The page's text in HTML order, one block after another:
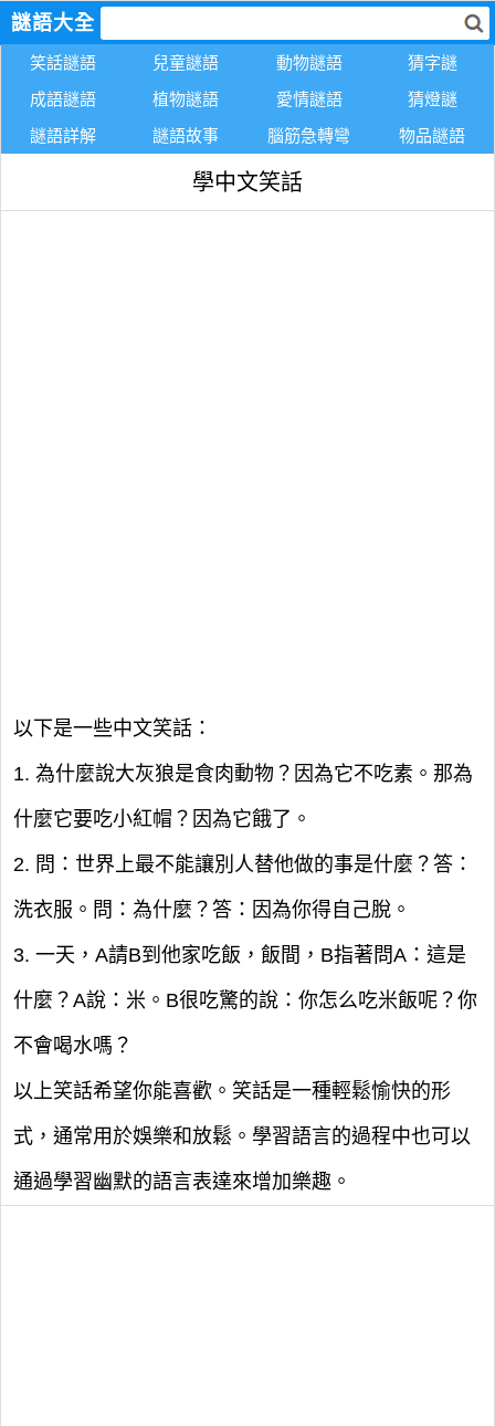
謎語大全
笑話謎語 兒童謎語 動物謎語
猜字謎
成語謎語
植物謎語 愛情謎語
猜燈謎
謎語詳解
謎語故事 腦筋急轉彎 物品謎語
學中文笑話
以下是一些中文笑話：
1. 為什麼說大灰狼是食肉動物？因為它不吃素。那為
什麼它要吃小紅帽？因為它餓了。
2. 問：世界上最不能讓別人替他做的事是什麼？答：
洗衣服。問：為什麼？答：因為你得自己脫。
3. 一天，A請B到他家吃飯，飯間，B指著問A：這是
什麼？A說：米。B很吃驚的說：你怎么吃米飯呢？你
不會喝水嗎？
以上笑話希望你能喜歡。笑話是一種輕鬆愉快的形
式，通常用於娛樂和放鬆。學習語言的過程中也可以
通過學習幽默的語言表達來增加樂趣。